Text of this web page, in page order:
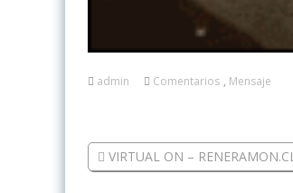
admin Comentarios , Mensaje
VIRTUAL ON – RENERAMON.CL